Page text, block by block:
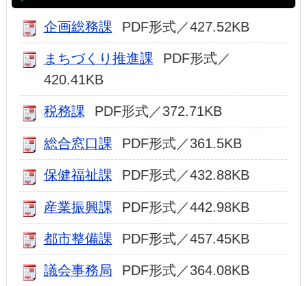
企画総務課 PDF形式／427.52KB
まちづくり推進課
PDF形式／
420.41KB
税務課 PDF形式／372.71KB
総合窓口課 PDF形式／361.5KB
保健福祉課 PDF形式／432.88KB
産業振興課 PDF形式／442.98KB
都市整備課 PDF形式／457.45KB
議会事務局 PDF形式／364.08KB